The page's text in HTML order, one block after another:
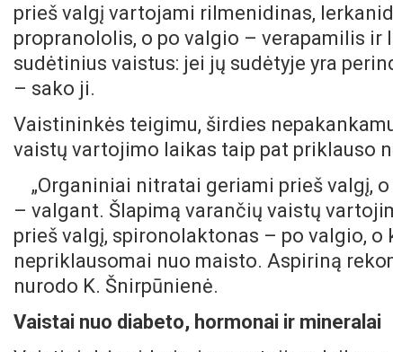
prieš valgį vartojami rilmenidinas,
propranololis, o po valgio – verapamilis
sudėtinius vaistus: jei jų sudėtyje yra
– sako ji.
Vaistininkės teigimu, širdies
vaistų vartojimo laikas taip pat priklauso
„Organiniai nitratai geriami prieš valgį,
– valgant. Šlapimą varančių vaistų
prieš valgį, spironolaktonas – po valgio,
nepriklausomai nuo maisto. Aspiriną
nurodo K. Šnirpūnienė.
Vaistai nuo diabeto, hormonai ir mineralai